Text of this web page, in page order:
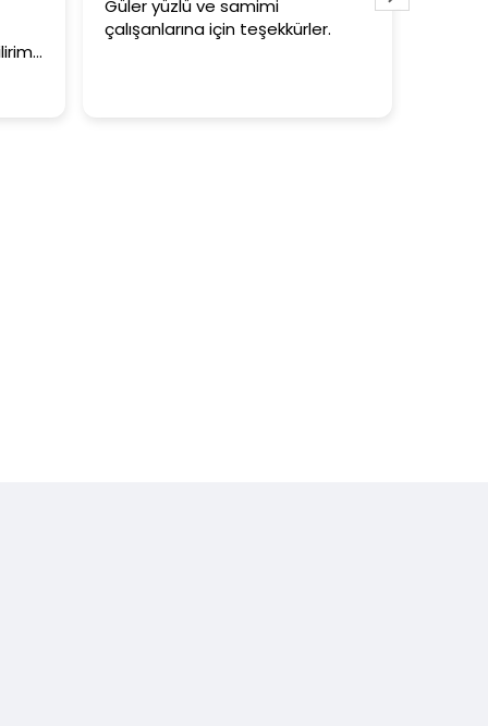
ve samimi
için teşekkürler.
tutar